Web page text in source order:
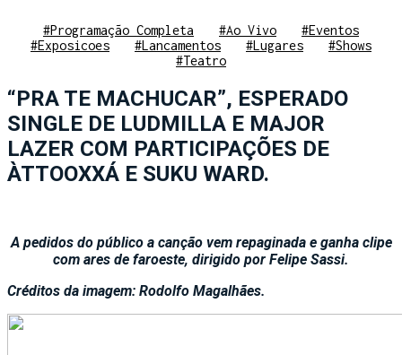
#Programação Completa #Ao Vivo
#Eventos
#Exposicoes
#Lancamentos #Lugares
#Shows
#Teatro
“PRA TE MACHUCAR”, ESPERADO
SINGLE DE LUDMILLA E MAJOR
LAZER COM PARTICIPAÇÕES DE
ÀTTOOXXÁ E SUKU WARD.
A pedidos do público a canção vem repaginada e ganha clipe
com ares de faroeste, dirigido por Felipe Sassi.
Créditos da imagem: Rodolfo Magalhães.